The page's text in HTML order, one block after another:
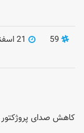
59 21 اسفند 1400
کاهش صدای پروژکتور